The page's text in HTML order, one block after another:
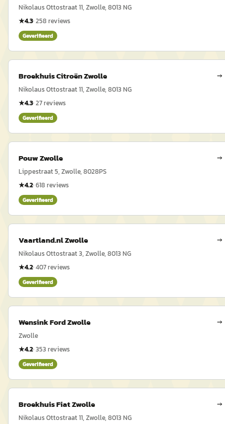
Nikolaus Ottostraat 11, Zwolle, 8013 NG
★4.3·258 reviews
Geverifieerd
Broekhuis Citroën Zwolle →
Nikolaus Ottostraat 11, Zwolle, 8013 NG
★4.3·27reviews
Geverifieerd
Pouw Zwolle →
Lippestraat 5, Zwolle, 8028PS
★4.2·618 reviews
Geverifieerd
Vaartland.nl Zwolle →
Nikolaus Ottostraat 3, Zwolle, 8013 NG
★4.2·407reviews
Geverifieerd
Wensink Ford Zwolle →
Zwolle
★4.2·353 reviews
Geverifieerd
Broekhuis Fiat Zwolle →
Nikolaus Ottostraat 11, Zwolle, 8013 NG